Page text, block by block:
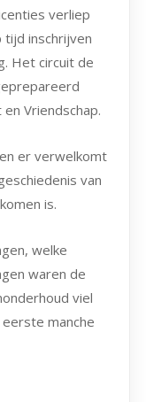
verliep
inschrijven
Het circuit de
Vriendschap.
er verwelkomt
van
is.
welke
waren de
viel
manche